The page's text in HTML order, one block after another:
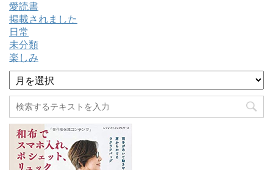
愛読書
掲載されました
日常
未分類
楽しみ
ア
ー
カ
イ
ブ